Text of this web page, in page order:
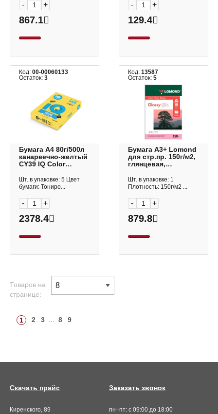
- +
867.1
- +
129.4
Код: 00-00060133
Остаток: 3
Бумага А4 80г/500л
канареечно-желтый
CY39 IQ Color
Шт. в упаковке: 5 Цвет
бумаги: Тониро...
- +
2378.4
Код:13587
Остаток:5
Бумага А3+ Lomond
для стр.пр. 150г/м2,
глянцевая,
0102026 (20л)
Шт. в упаковке: 1
Плотность: 150г/м2 ...
- +
879.8
Товаров на
странице:
1 2 3 8 9
Киренского, 89 пн–пт: с 09:00 до 18:00
Заказать звонок
Скачать прайс